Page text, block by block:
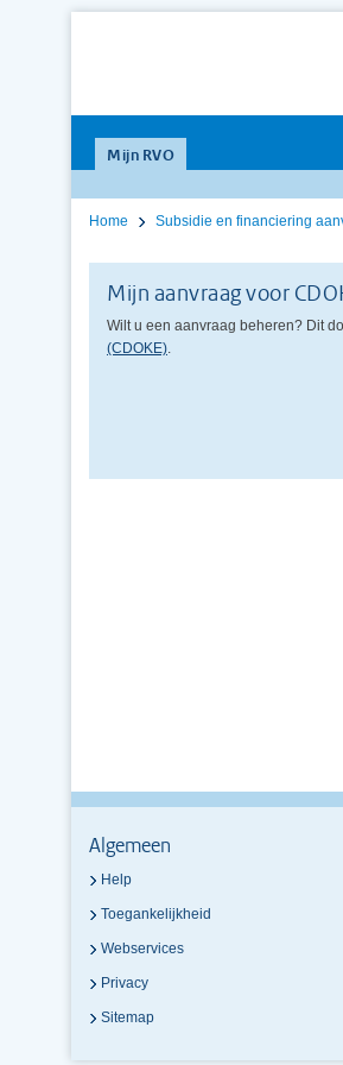
Mijn RVO
Home Subsidie en financiering
Mijn aanvraag voor
Wilt u een aanvraag beheren? Dit
(CDOKE).
Algemeen
Help
Toegankelijkheid
Webservices
Privacy
Sitemap